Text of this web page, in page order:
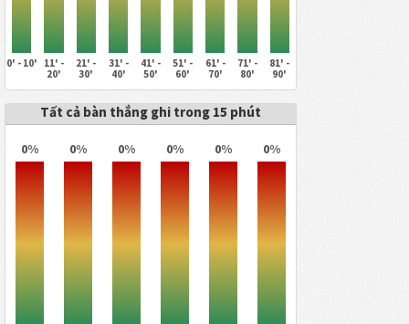
0' - 10'
11' -
20'
21' -
30'
31' -
40'
41' -
50'
51' -
60'
61' -
70'
71' -
80'
81' -
90'
Tất cả bàn thắng ghi trong 15 phút
0% 0% 0% 0% 0% 0%